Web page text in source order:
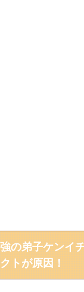
の弟子ケンイ
トが原因！